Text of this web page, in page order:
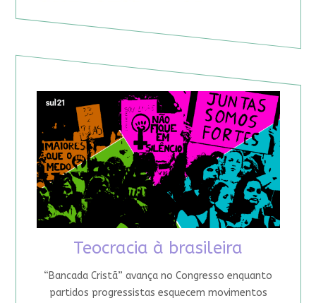
Teocracia à brasileira
“Bancada Cristã” avança no Congresso enquanto
partidos progressistas esquecem movimentos